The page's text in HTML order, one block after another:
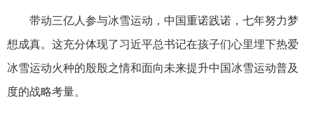
带动三亿人参与冰雪运动，中国重诺践诺，七年努力梦
想成真。这充分体现了习近平总书记在孩子们心里埋下热爱
冰雪运动火种的殷殷之情和面向未来提升中国冰雪运动普及
度的战略考量。